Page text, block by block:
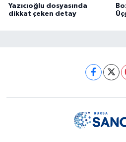
Yazıcıoğlu dosyasında
dikkat çeken detay